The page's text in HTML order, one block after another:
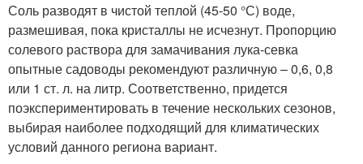
Соль разводят в чистой теплой (45-50 °С) воде,
размешивая, пока кристаллы не исчезнут. Пропорцию
солевого раствора для замачивания лука-севка
опытные садоводы рекомендуют различную – 0,6, 0,8
или 1 ст. л. на литр. Соответственно, придется
поэкспериментировать в течение нескольких сезонов,
выбирая наиболее подходящий для климатических
условий данного региона вариант.